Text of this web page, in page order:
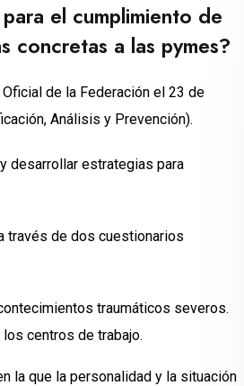
el cumplimiento de
concretas a las pymes?
de la Federación el 23 de
Análisis y Prevención).
desarrollar estrategias para
través de dos cuestionarios
traumáticos severos.
centros de trabajo.
la que la personalidad y la situación